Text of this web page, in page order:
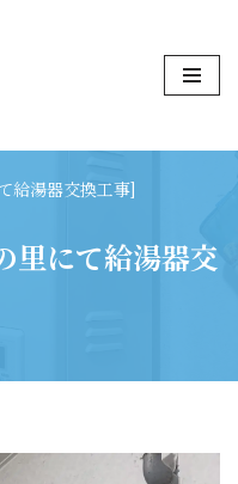
給湯器交換工事]
里にて給湯器交